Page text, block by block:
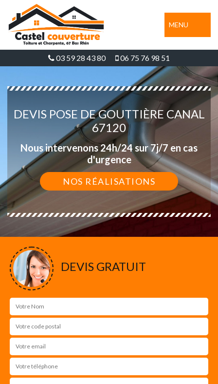
MENU
03 59 28 43 80 06 75 76 98 51
DEVIS POSE DE GOUTTIÈRE CANAL
67120
Nous intervenons 24h/24 sur 7j/7 en cas
d'urgence
NOS RÉALISATIONS
DEVIS GRATUIT